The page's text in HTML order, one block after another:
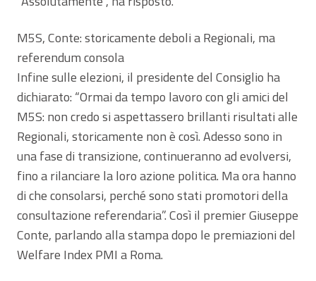
M5S, Conte: storicamente deboli a Regionali, ma
referendum consola
Infine sulle elezioni, il presidente del Consiglio ha
dichiarato: “Ormai da tempo lavoro con gli amici del
M5S: non credo si aspettassero brillanti risultati alle
Regionali, storicamente non è così. Adesso sono in
una fase di transizione, continueranno ad evolversi,
fino a rilanciare la loro azione politica. Ma ora hanno
di che consolarsi, perché sono stati promotori della
consultazione referendaria”. Così il premier Giuseppe
Conte, parlando alla stampa dopo le premiazioni del
Welfare Index PMI a Roma.